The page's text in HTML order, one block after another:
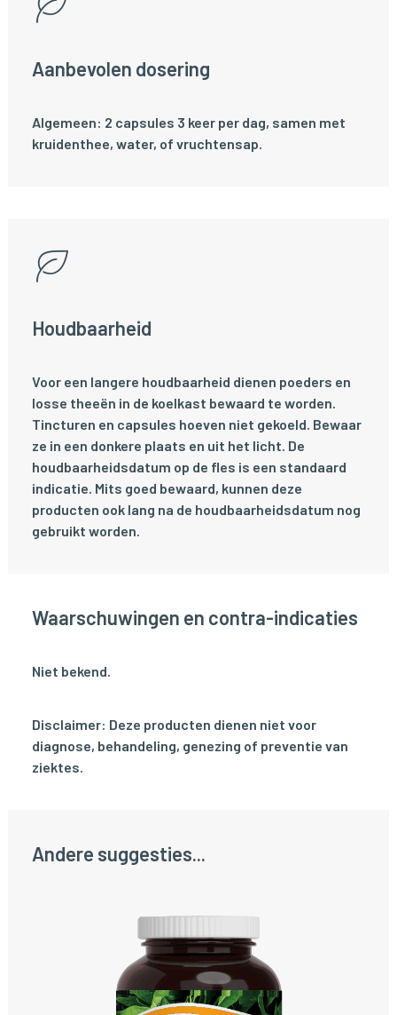
Aanbevolen dosering
Algemeen: 2 capsules 3 keer per dag, samen met
kruidenthee, water, of vruchtensap.
Houdbaarheid
Voor een langere houdbaarheid dienen poeders en
losse theeën in de koelkast bewaard te worden.
Tincturen en capsules hoeven niet gekoeld. Bewaar
ze in een donkere plaats en uit het licht. De
houdbaarheidsdatum op de fles is een standaard
indicatie. Mits goed bewaard, kunnen deze
producten ook lang na de houdbaarheidsdatum nog
gebruikt worden.
Waarschuwingen en contra-indicaties
Niet bekend.
Disclaimer: Deze producten dienen niet voor
diagnose, behandeling, genezing of preventie van
ziektes.
Andere suggesties...